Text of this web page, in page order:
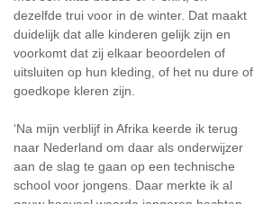
dezelfde trui voor in de winter. Dat maakt
duidelijk dat alle kinderen gelijk zijn en
voorkomt dat zij elkaar beoordelen of
uitsluiten op hun kleding, of het nu dure of
goedkope kleren zijn.
‘Na mijn verblijf in Afrika keerde ik terug
naar Nederland om daar als onderwijzer
aan de slag te gaan op een technische
school voor jongens. Daar merkte ik al